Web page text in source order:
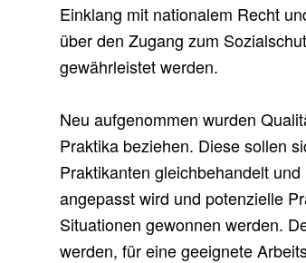
Einklang mit nationalem Recht
über den Zugang zum
gewährleistet werden.
Neu aufgenommen wurden
Praktika beziehen. Diese sollen
Praktikanten gleichbehandelt
angepasst wird und potenzielle
Situationen gewonnen werden.
werden, für eine geeignete